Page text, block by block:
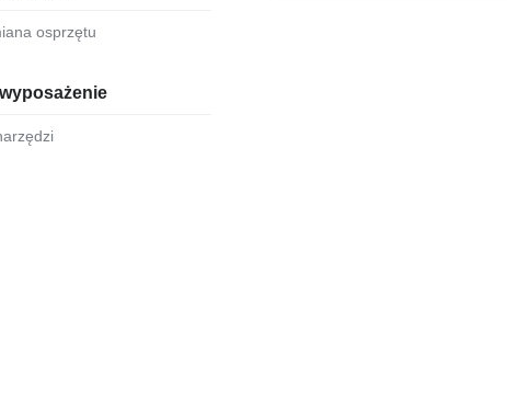
osprzętu